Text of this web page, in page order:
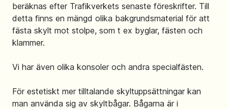
beräknas efter Trafikverkets senaste föreskrifter. Till
detta finns en mängd olika bakgrundsmaterial för att
fästa skylt mot stolpe, som t ex byglar, fästen och
klammer.
Vi har även olika konsoler och andra specialfästen.
För estetiskt mer tilltalande skyltuppsättningar kan
man använda sig av skyltbågar. Bågarna är i